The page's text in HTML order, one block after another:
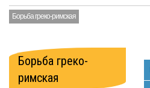
Борьба греко-римская
Борьба греко-
римская